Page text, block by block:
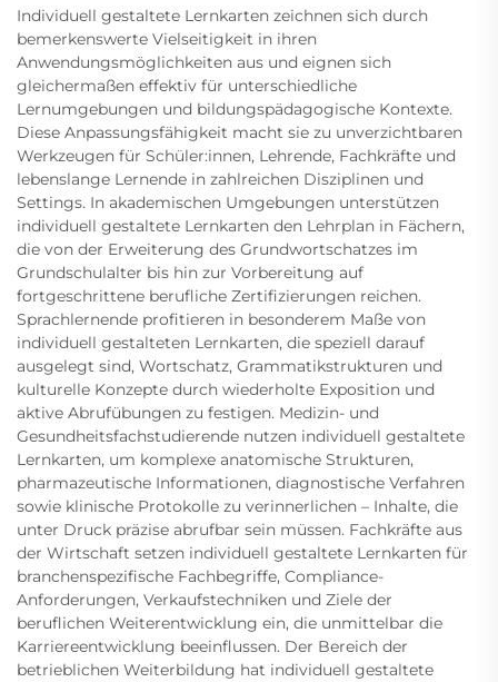
Individuell gestaltete Lernkarten zeichnen sich durch
bemerkenswerte Vielseitigkeit in ihren
Anwendungsmöglichkeiten aus und eignen sich
gleichermaßen effektiv für unterschiedliche
Lernumgebungen und bildungspädagogische Kontexte.
Diese Anpassungsfähigkeit macht sie zu unverzichtbaren
Werkzeugen für Schüler:innen, Lehrende, Fachkräfte und
lebenslange Lernende in zahlreichen Disziplinen und
Settings. In akademischen Umgebungen unterstützen
individuell gestaltete Lernkarten den Lehrplan in Fächern,
die von der Erweiterung des Grundwortschatzes im
Grundschulalter bis hin zur Vorbereitung auf
fortgeschrittene berufliche Zertifizierungen reichen.
Sprachlernende profitieren in besonderem Maße von
individuell gestalteten Lernkarten, die speziell darauf
ausgelegt sind, Wortschatz, Grammatikstrukturen und
kulturelle Konzepte durch wiederholte Exposition und
aktive Abrufübungen zu festigen. Medizin- und
Gesundheitsfachstudierende nutzen individuell gestaltete
Lernkarten, um komplexe anatomische Strukturen,
pharmazeutische Informationen, diagnostische Verfahren
sowie klinische Protokolle zu verinnerlichen – Inhalte, die
unter Druck präzise abrufbar sein müssen. Fachkräfte aus
der Wirtschaft setzen individuell gestaltete Lernkarten für
branchenspezifische Fachbegriffe, Compliance-
Anforderungen, Verkaufstechniken und Ziele der
beruflichen Weiterentwicklung ein, die unmittelbar die
Karriereentwicklung beeinflussen. Der Bereich der
betrieblichen Weiterbildung hat individuell gestaltete